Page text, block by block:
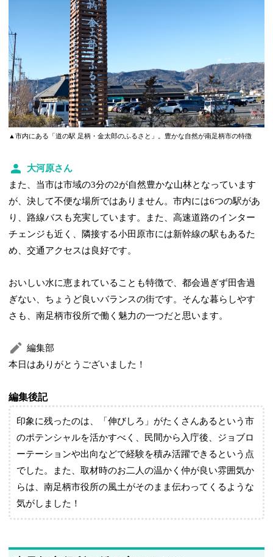
▲市内にある「道の駅 足柄・金太郎のふるさと」。豊かな自然が南足柄市の特徴
大河原さん
また、当市は市域の3分の2が自然豊かな山林となっています
が、決して不便な場所ではありません。市内には6つの駅があ
り、路線バスも充実しています。また、高速道路のインター
チェンジも近く、隣接する小田原市には新幹線の駅もあるた
め、交通アクセスは良好です。
おいしい水に恵まれていることも特徴で、都会過ぎず田舎過
ぎない、ちょうど良いバランスの街です。そんな暮らしやす
さも、南足柄市役所で働く魅力の一つだと思います。
編集部
本日はありがとうございました！
編集後記
印象に残ったのは、「伸びしろ」がたくさんあるという市
のポテンシャルを活かすべく、民間から入庁後、ジョブロ
ーテーションや出向などで経験を積み活躍できるという点
でした。また、取材時のお二人の温かく仲が良い雰囲気か
らは、南足柄市役所の風土がそのまま伝わってくるような
気がしました！